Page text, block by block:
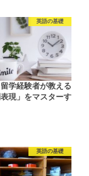
英語の基礎
学経験者が教える
現」をマスターす
英語の基礎